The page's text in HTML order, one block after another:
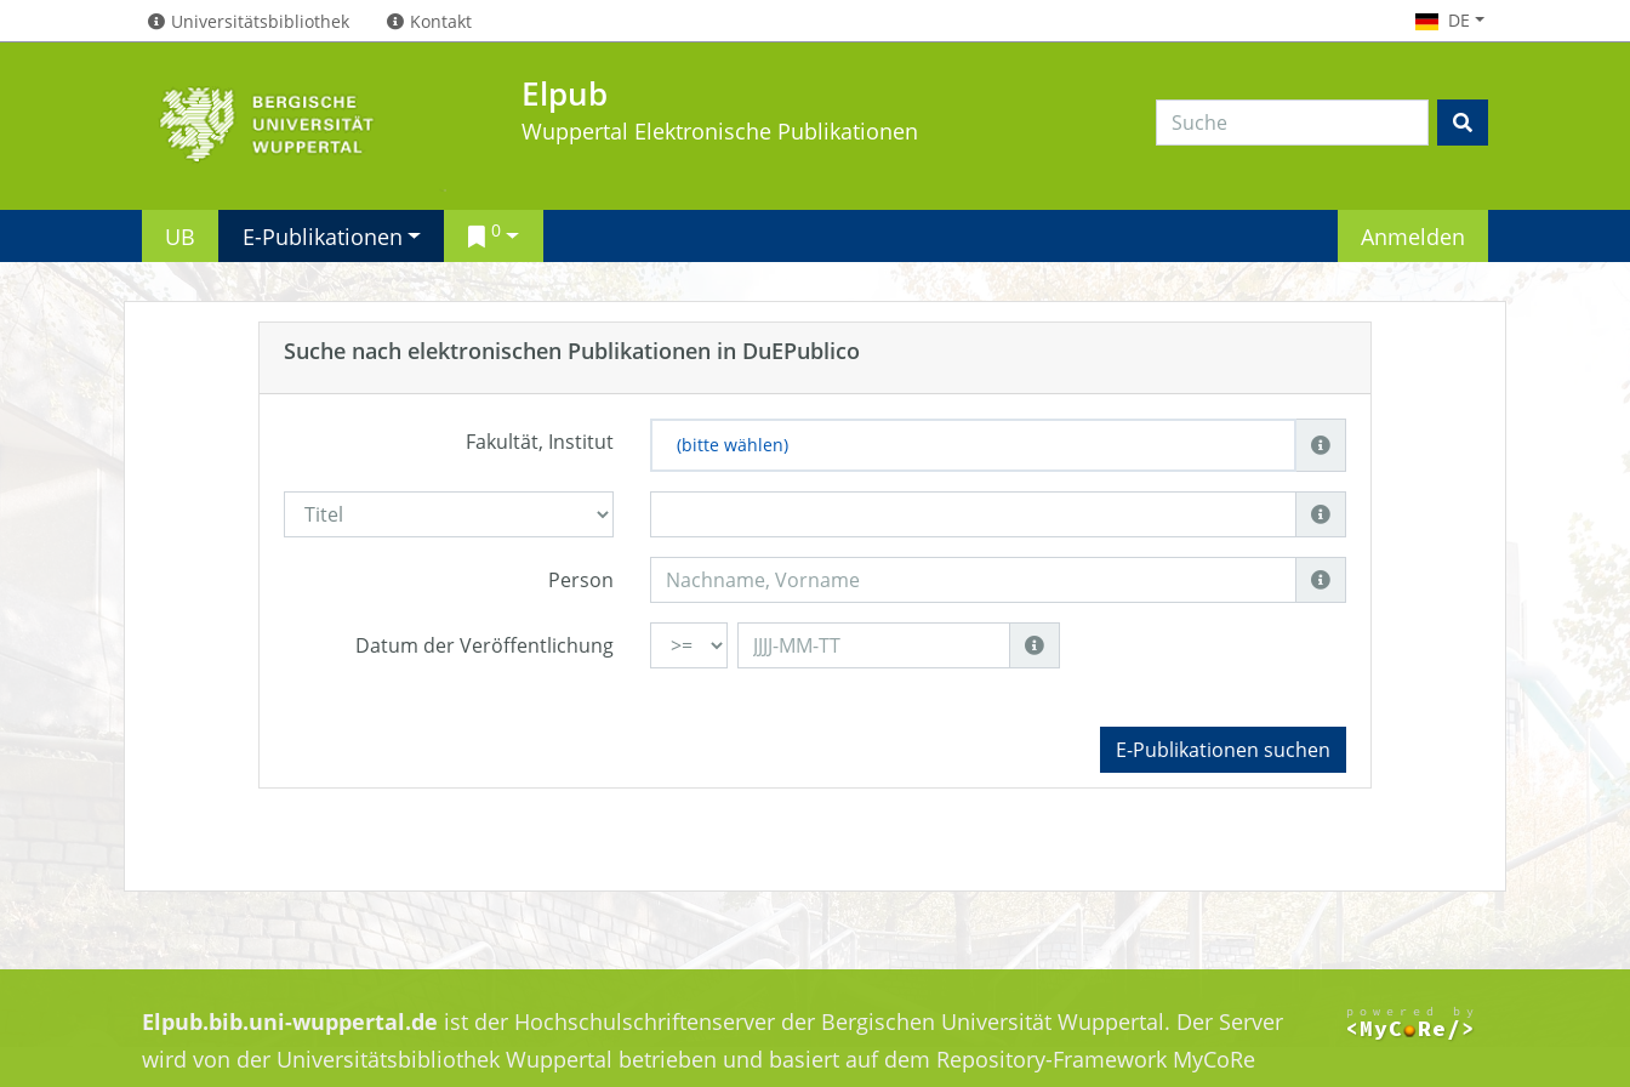
Universitätsbibliothek Kontakt DE
Elpub
Wuppertal Elektronische Publikationen
UB E-Publikationen 0 Anmelden
Suche nach elektronischen Publikationen in DuEPublico
Fakultät, Institut (bitte wählen)
Person
Datum der Veröffentlichung
E-Publikationen suchen
Elpub.bib.uni-wuppertal.de ist der Hochschulschriftenserver der Bergischen Universität Wuppertal. Der Server
wird von der Universitätsbibliothek Wuppertal betrieben und basiert auf dem Repository-Framework MyCoRe